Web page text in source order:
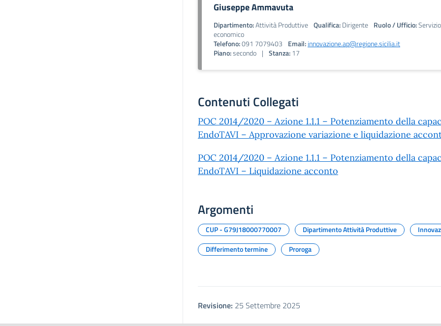
Giuseppe Ammavuta
Dipartimento:Attività Produttive Qualifica:Dirigente Ruolo / Ufficio:
economico
Telefono:091 7079403 Email:innovazione.ap@regione.sicilia.it
Piano:secondo | Stanza:17
Contenuti Collegati
POC 2014/2020 – Azione 1.1.1 – Potenziamento della
EndoTAVI – Approvazione variazione e liquidazione
POC 2014/2020 – Azione 1.1.1 – Potenziamento della
EndoTAVI – Liquidazione acconto
Argomenti
CUP - G79J18000770007 Dipartimento Attività Produttive
Differimento termine
Proroga
Revisione: 25 Settembre 2025